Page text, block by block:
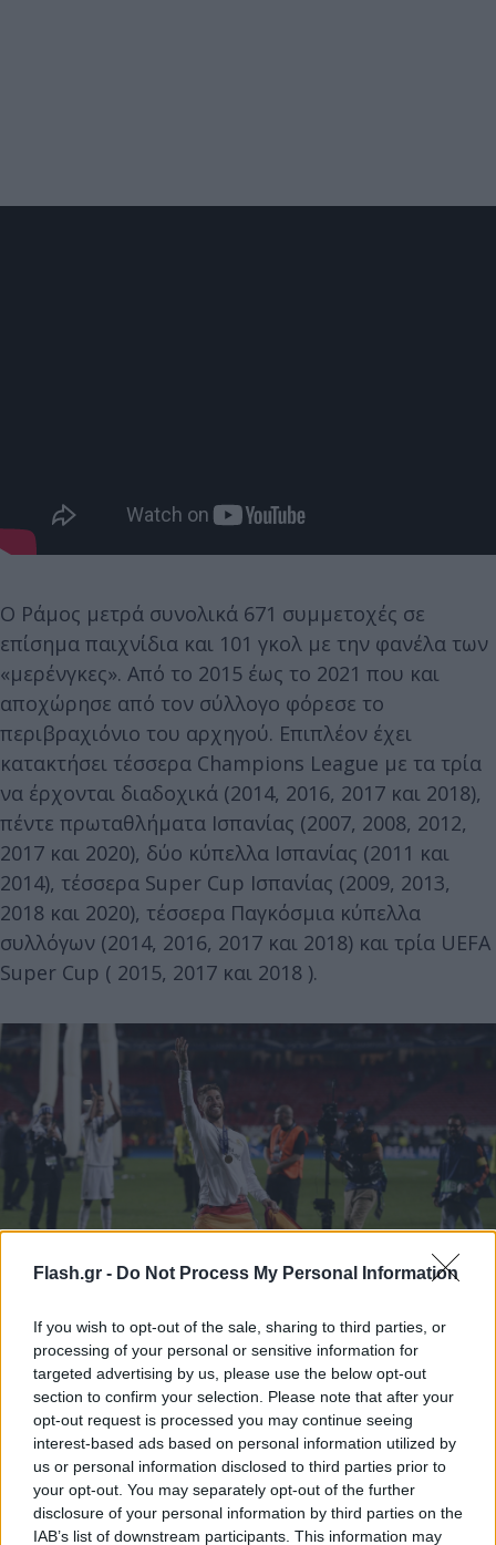
Flash.gr - Do Not Process My Personal Information
If you wish to opt-out of the sale, sharing to third parties, or
processing of your personal or sensitive information for
targeted advertising by us, please use the below opt-out
section to confirm your selection. Please note that after your
opt-out request is processed you may continue seeing
interest-based ads based on personal information utilized by
us or personal information disclosed to third parties prior to
your opt-out. You may separately opt-out of the further
disclosure of your personal information by third parties on the
IAB’s list of downstream participants. This information may
Ο Ράμος μετρά συνολικά 671 συμμετοχές σε
επίσημα παιχνίδια και 101 γκολ με την φανέλα των
«μερένγκες». Από το 2015 έως το 2021 που και
αποχώρησε από τον σύλλογο φόρεσε το
περιβραχιόνιο του αρχηγού. Επιπλέον έχει
κατακτήσει τέσσερα Champions League με τα τρία
να έρχονται διαδοχικά (2014, 2016, 2017 και 2018),
πέντε πρωταθλήματα Ισπανίας (2007, 2008, 2012,
2017 και 2020), δύο κύπελλα Ισπανίας (2011 και
2014), τέσσερα Super Cup Ισπανίας (2009, 2013,
2018 και 2020), τέσσερα Παγκόσμια κύπελλα
συλλόγων (2014, 2016, 2017 και 2018) και τρία UEFA
Super Cup ( 2015, 2017 και 2018 ).
Ape-epa
Όλα αυτά τα χρόνια αποτέλεσε σπουδαίο γρανάζι
της άμυνας της «Βασίλισσας», αλλά έδωσε και
λύσεις στο σκοράρισμα.